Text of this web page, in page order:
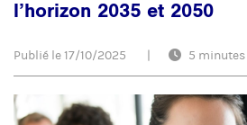
l’horizon 2035 et 2050
Publié le17/10/2025 | 5 minutes